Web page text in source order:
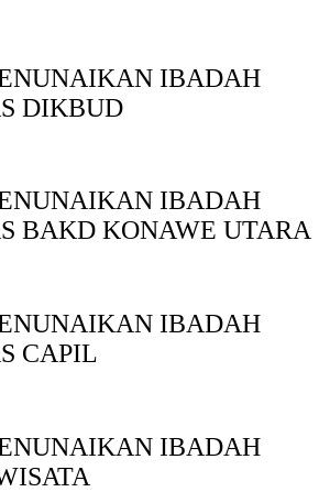
IBADAH
DIKBUD
IBADAH
BAKD KONAWE UTARA
IBADAH
CAPIL
IBADAH